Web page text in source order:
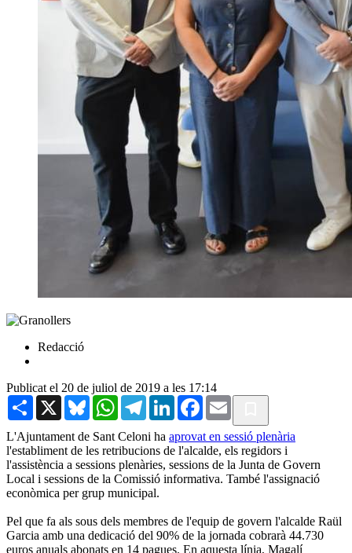
Redacció
Publicat el 20 de juliol de 2019 a les 17:14
Share X BlueskyWhatsAppTelegramLinkedInFacebook
Email
L'Ajuntament de Sant Celoni ha aprovat en sessió plenària
l'establiment de les retribucions de l'alcalde, els regidors i
l'assistència a sessions plenàries, sessions de la Junta de Govern
Local i sessions de la Comissió informativa. També l'assignació
econòmica per grup municipal.
Pel que fa als sous dels membres de l'equip de govern l'alcalde Raül
Garcia amb una dedicació del 90% de la jornada cobrarà 44.730
euros anuals abonats en 14 pagues. En aquesta línia, Magalí